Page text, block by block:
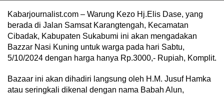
Kabarjournalist.com – Warung Kezo Hj.Elis Dase, yang
berada di Jalan Samsat Karangtengah, Kecamatan
Cibadak, Kabupaten Sukabumi ini akan mengadakan
Bazzar Nasi Kuning untuk warga pada hari Sabtu,
5/10/2024 dengan harga hanya Rp.3000,- Rupiah, Komplit.
Bazaar ini akan dihadiri langsung oleh H.M. Jusuf Hamka
atau seringkali dikenal dengan nama Babah Alun,